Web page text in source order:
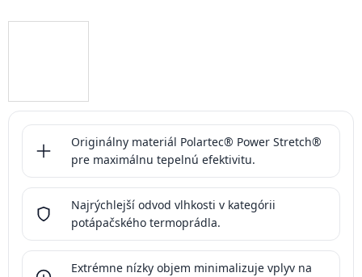
Originálny materiál Polartec® Power Stretch®
pre maximálnu tepelnú efektivitu.
Najrýchlejší odvod vlhkosti v kategórii
potápačského termoprádla.
Extrémne nízky objem minimalizuje vplyv na